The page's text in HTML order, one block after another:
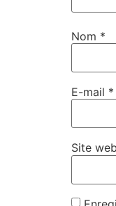
Nom *
E-mail *
Site web